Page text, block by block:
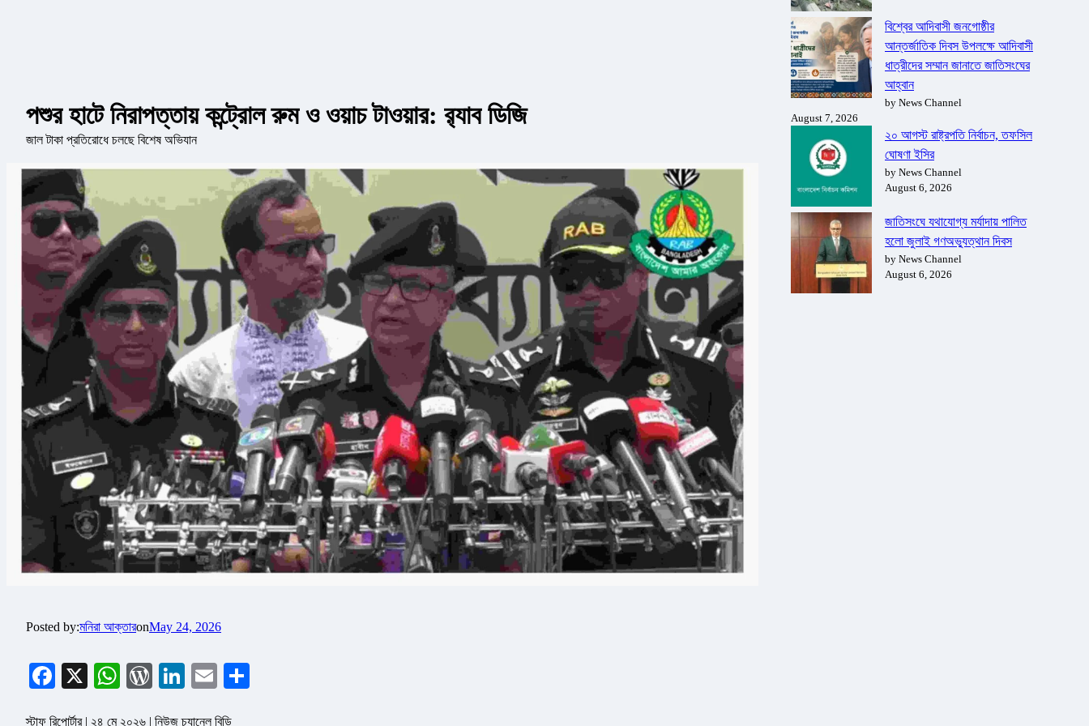
পশুর হাটে নিরাপত্তায় কন্ট্রোল রুম ও ওয়াচ টাওয়ার: র‌্যাব ডিজি
জাল টাকা প্রতিরোধে চলছে বিশেষ অভিযান
Posted by:মনিরা আক্তারonMay 24, 2026
Facebook
X WhatsApp
WordPress
LinkedIn
Email
স্টাফ রিপোর্টার | ২৪ মে ২০২৬ | নিউজ চ্যানেল বিডি
বিশ্বের আদিবাসী জনগোষ্ঠীর
আন্তর্জাতিক দিবস উপলক্ষে আদিবাসী
ধাত্রীদের সম্মান জানাতে জাতিসংঘের
আহ্বান
by News Channel
August 7, 2026
২০ আগস্ট রাষ্ট্রপতি নির্বাচন, তফসিল
ঘোষণা ইসির
by News Channel
August 6, 2026
জাতিসংঘে যথাযোগ্য মর্যাদায় পালিত
হলো জুলাই গণঅভ্যুত্থান দিবস
by News Channel
August 6, 2026